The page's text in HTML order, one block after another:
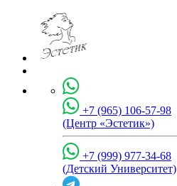
+7 (965) 106-57-98
(Центр «Эстетик»)
+7 (999) 977-34-68
(Детский Университет)